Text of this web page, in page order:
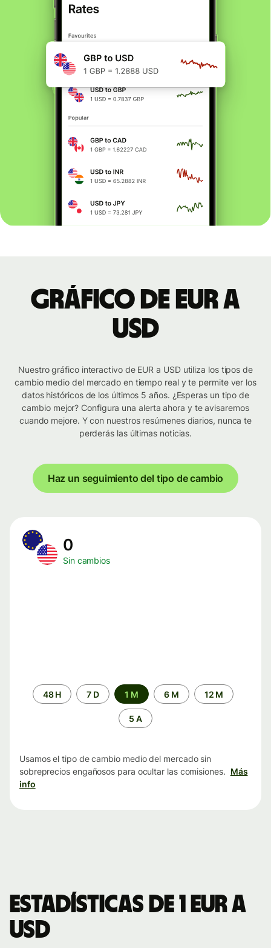
Gráfico de EUR a
USD
Nuestro gráfico interactivo de EUR a USD utiliza los tipos de
cambio medio del mercado en tiempo real y te permite ver los
datos históricos de los últimos 5 años. ¿Esperas un tipo de
cambio mejor? Configura una alerta ahora y te avisaremos
cuando mejore. Y con nuestros resúmenes diarios, nunca te
perderás las últimas noticias.
Haz un seguimiento del tipo de cambio
0
Sin cambios
Periodo48 H 7 D 1 M 6 M 12 M
5 A
Usamos el tipo de cambio medio del mercado sin
sobreprecios engañosos para ocultar las comisiones. Más
info
Estadísticas de 1 EUR a
USD